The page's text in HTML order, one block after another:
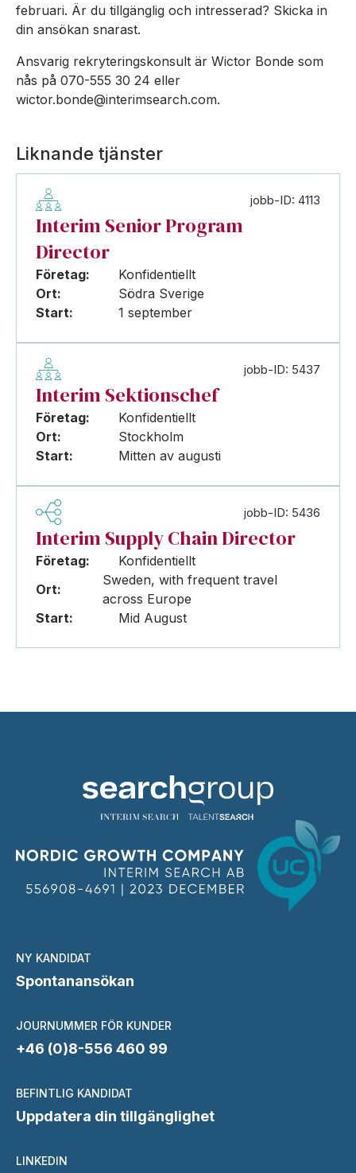
februari. Är du tillgänglig och intresserad? Skicka in
din ansökan snarast.
Ansvarig rekryteringskonsult är Wictor Bonde som
nås på 070-555 30 24 eller
wictor.bonde@interimsearch.com.
Liknande tjänster
jobb-ID: 4113
Interim Senior Program
Director
Företag:
Konfidentiellt
Ort:
Södra Sverige
Start:
1 september
jobb-ID: 5437
Interim Sektionschef
Företag:
Konfidentiellt
Ort:
Stockholm
Start:
Mitten av augusti
jobb-ID: 5436
Interim Supply Chain Director
Företag:
Konfidentiellt
Ort:
Sweden, with frequent travel
across Europe
Start:
Mid August
NY KANDIDAT
Spontanansökan
JOURNUMMER FÖR KUNDER
+46 (0)8-556 460 99
BEFINTLIG KANDIDAT
Uppdatera din tillgänglighet
LINKEDIN